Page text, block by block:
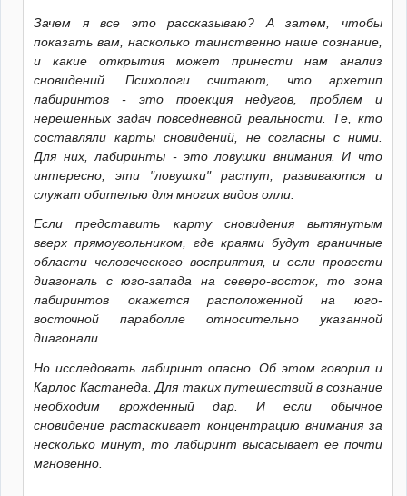
Зачем я все это рассказываю? А затем, чтобы
показать вам, насколько таинственно наше сознание,
и какие открытия может принести нам анализ
сновидений. Психологи считают, что архетип
лабиринтов - это проекция недугов, проблем и
нерешенных задач повседневной реальности. Те, кто
составляли карты сновидений, не согласны с ними.
Для них, лабиринты - это ловушки внимания. И что
интересно, эти "ловушки" растут, развиваются и
служат обителью для многих видов олли.
Если представить карту сновидения вытянутым
вверх прямоугольником, где краями будут граничные
области человеческого восприятия, и если провести
диагональ с юго-запада на северо-восток, то зона
лабиринтов окажется расположенной на юго-
восточной параболле относительно указанной
диагонали.
Но исследовать лабиринт опасно. Об этом говорил и
Карлос Кастанеда. Для таких путешествий в сознание
необходим врожденный дар. И если обычное
сновидение растаскивает концентрацию внимания за
несколько минут, то лабиринт высасывает ее почти
мгновенно.